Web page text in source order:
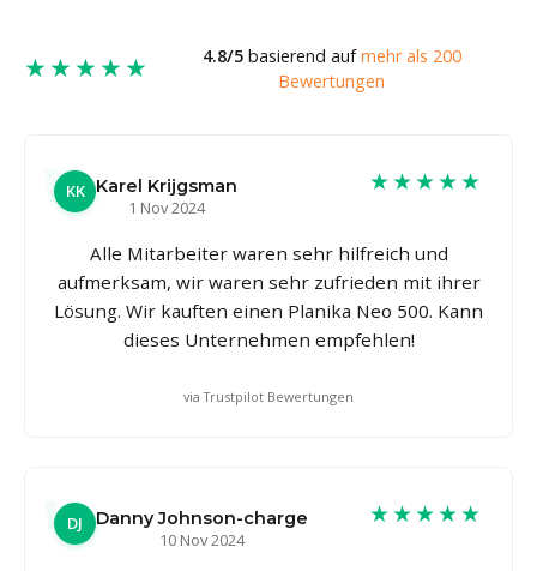
★★★★★ 4.8/5basierend aufmehr als 200
Bewertungen
KK Karel Krijgsman
1 Nov 2024
★★★★★
Alle Mitarbeiter waren sehr hilfreich und
aufmerksam, wir waren sehr zufrieden mit ihrer
Lösung. Wir kauften einen Planika Neo 500. Kann
dieses Unternehmen empfehlen!
via Trustpilot Bewertungen
DJ
Danny Johnson-charge
10 Nov 2024
★★★★★